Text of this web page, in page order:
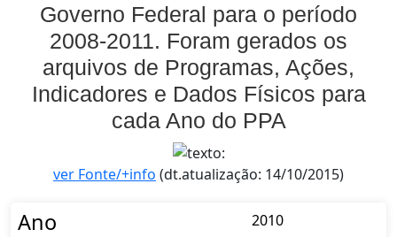
Governo Federal para o período
2008-2011. Foram gerados os
arquivos de Programas, Ações,
Indicadores e Dados Físicos para
cada Ano do PPA
ver Fonte/+info (dt.atualização: 14/10/2015)
Ano 2010